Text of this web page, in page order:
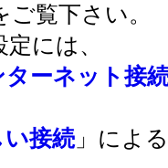
ご覧下さい。
には、
ターネット接
接続」によ